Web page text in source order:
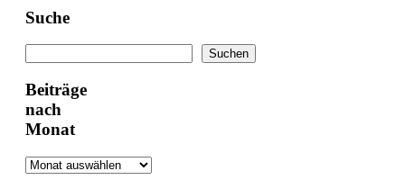
Suche
Suchen
Beiträge
nach
Monat